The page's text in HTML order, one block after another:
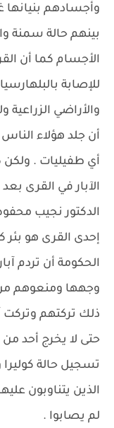
وأجسادهم بنيانها
بينهم حالة سمنة
الأجسام كما أن
للإصابة
والأراضي
أن جلد هؤلاء
أي طفيليات . ولكن
الآبار في القرى
الدكتور نجيب
إحدى القرى هو بئر
الحكومة أن تردم
وجهها ومنعوهم
ذلك تركتهم
حتى لا يخرج أحد من
تسجيل حالة
الذين يتناوبون
لم يصابوا .